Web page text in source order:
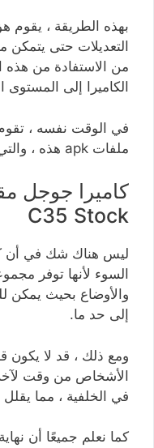
بهذه الطريقة ، يقوم
من الاستفادة من هذه
الكاميرا إلى
في الوقت نفسه ،
ملفات apk هذه ، والتي سنغطيها في الجزء التالي.
C35 Stock
السوء لأنها توفر
والأوضاع بحيث يمكن
إلى حد ما.
ومع ذلك ، قد لا يكون
الأشخاص من وقت
في الخلفية ، مما يقلل
كما نعلم جميعًا أن